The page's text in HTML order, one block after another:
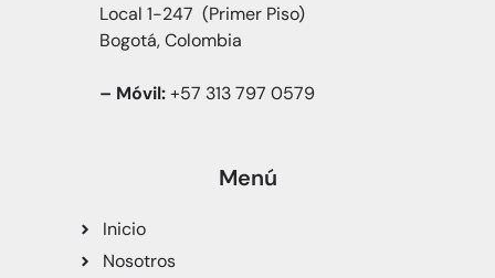
Local 1-247 (Primer Piso)
Bogotá, Colombia
– Móvil:+57 313 797 0579
Menú
Inicio
Nosotros